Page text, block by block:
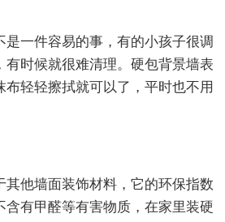
是一件容易的事，有的小孩子很调
有时候就很难清理。硬包背景墙表
轻轻擦拭就可以了，平时也不用
其他墙面装饰材料，它的环保指数
含有甲醛等有害物质，在家里装硬